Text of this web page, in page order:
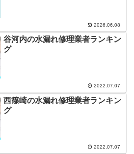
2026.06.08
谷河内の水漏れ修理業者ランキン
グ
2022.07.07
西篠崎の水漏れ修理業者ランキン
グ
2022.07.07